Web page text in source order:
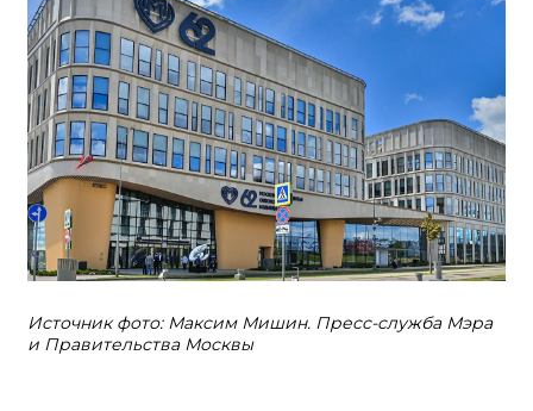
Источник фото: Максим Мишин. Пресс-служба Мэра
и Правительства Москвы